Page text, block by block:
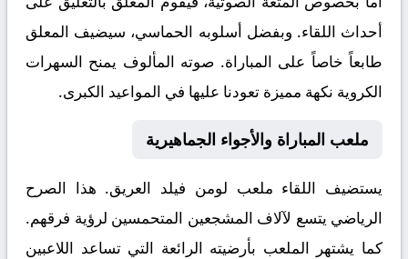
أحداث اللقاء. وبفضل أسلوبه الحماسي، سيضيف المعلق
طابعاً خاصاً على المباراة. صوته المألوف يمنح السهرات
الكروية نكهة مميزة تعودنا عليها في المواعيد الكبرى.
ملعب المباراة والأجواء الجماهيرية
يستضيف اللقاء ملعب لومن فيلد العريق. هذا الصرح
الرياضي يتسع لآلاف المشجعين المتحمسين لرؤية فرقهم.
كما يشتهر الملعب بأرضيته الرائعة التي تساعد اللاعبين